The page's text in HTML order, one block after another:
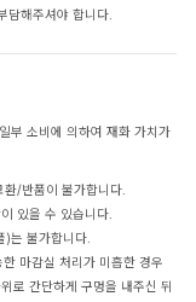
담해주셔야 합니다.
부 소비에 의하여 재화 가치가
/반품이 불가합니다.
있을 수 있습니다.
는 불가합니다.
마감실 처리가 미흡한 경우
로 간단하게 구멍을 내주신 뒤